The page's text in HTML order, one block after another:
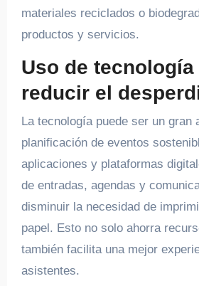
materiales reciclados o
productos y servicios.
Uso de tecnología
reducir el
La tecnología puede ser un gran
planificación de eventos
aplicaciones y plataformas
de entradas, agendas y
disminuir la necesidad de
papel. Esto no solo ahorra
también facilita una mejor
asistentes.